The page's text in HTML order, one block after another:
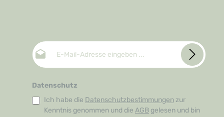
E-Mail-Adresse*
Datenschutz
Ich habe die Datenschutzbestimmungen zur
Kenntnis genommen und die AGB gelesen und bin